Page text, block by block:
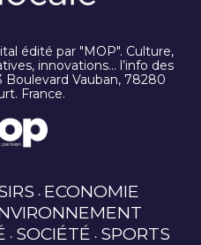
édité par "MOP". Culture,
innovations… l’info des
Boulevard Vauban, 78280
France.
ECONOMIE
SOCIÉTÉ SPORTS